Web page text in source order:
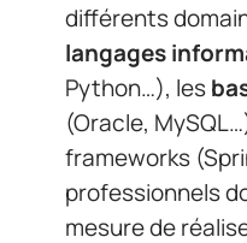
différents
langages
Python…), les
(Oracle,
frameworks
professionnels
mesure de